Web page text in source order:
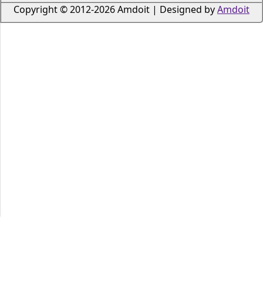
Copyright © 2012-2026 Amdoit | Designed byAmdoit